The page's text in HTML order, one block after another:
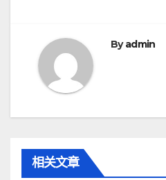
航
Byadmin
相关文章